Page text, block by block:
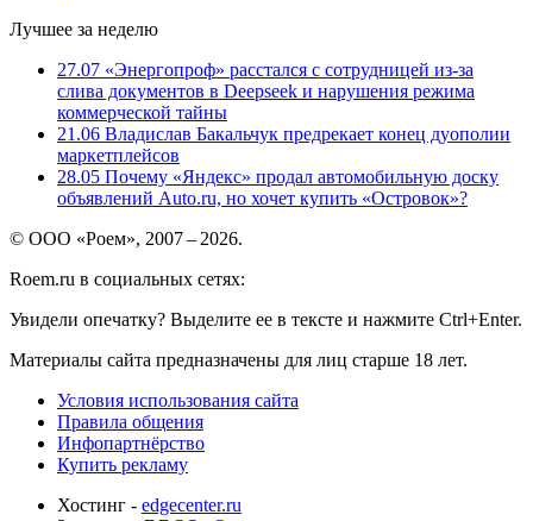
Лучшее за неделю
27.07 «Энергопроф» расстался с сотрудницей из-за
слива документов в Deepseek и нарушения режима
коммерческой тайны
21.06 Владислав Бакальчук предрекает конец дуополии
маркетплейсов
28.05 Почему «Яндекс» продал автомобильную доску
объявлений Auto.ru, но хочет купить «Островок»?
© ООО «Роем», 2007 – 2026.
Roem.ru в социальных сетях:
Увидели опечатку? Выделите ее в тексте и нажмите Ctrl+Enter.
Материалы сайта предназначены для лиц старше 18 лет.
Условия использования сайта
Правила общения
Инфопартнёрство
Купить рекламу
Хостинг - edgecenter.ru